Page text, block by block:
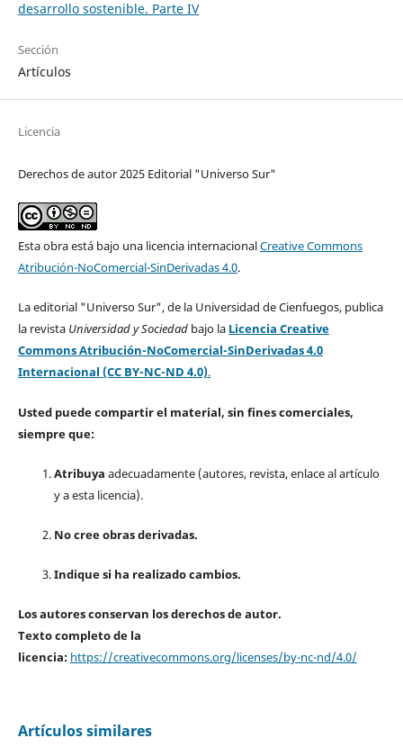
desarrollo sostenible. Parte IV
Sección
Artículos
Licencia
Derechos de autor 2025 Editorial "Universo Sur"
Esta obra está bajo una licencia internacionalCreative Commons
Atribución-NoComercial-SinDerivadas 4.0.
La editorial "Universo Sur", de la Universidad de Cienfuegos, publica
la revista Universidad y Sociedad bajo la Licencia Creative
Commons Atribución-NoComercial-SinDerivadas 4.0
Internacional (CC BY-NC-ND 4.0).
Usted puede compartir el material, sin fines comerciales,
siempre que:
Atribuya adecuadamente (autores, revista, enlace al artículo
y a esta licencia).
No cree obras derivadas.
Indique si ha realizado cambios.
Los autores conservan los derechos de autor.
Texto completo de la
licencia: https://creativecommons.org/licenses/by-nc-nd/4.0/
Artículos similares